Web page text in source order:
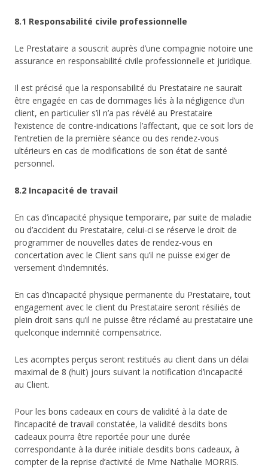
8.1 Responsabilité civile professionnelle
Le Prestataire a souscrit auprès d’une compagnie notoire une
assurance en responsabilité civile professionnelle et juridique.
Il est précisé que la responsabilité du Prestataire ne saurait
être engagée en cas de dommages liés à la négligence d’un
client, en particulier s’il n’a pas révélé au Prestataire
l’existence de contre-indications l’affectant, que ce soit lors de
l’entretien de la première séance ou des rendez-vous
ultérieurs en cas de modifications de son état de santé
personnel.
8.2 Incapacité de travail
En cas d’incapacité physique temporaire, par suite de maladie
ou d’accident du Prestataire, celui-ci se réserve le droit de
programmer de nouvelles dates de rendez-vous en
concertation avec le Client sans qu’il ne puisse exiger de
versement d’indemnités.
En cas d’incapacité physique permanente du Prestataire, tout
engagement avec le client du Prestataire seront résiliés de
plein droit sans qu’il ne puisse être réclamé au prestataire une
quelconque indemnité compensatrice.
Les acomptes perçus seront restitués au client dans un délai
maximal de 8 (huit) jours suivant la notification d’incapacité
au Client.
Pour les bons cadeaux en cours de validité à la date de
l’incapacité de travail constatée, la validité desdits bons
cadeaux pourra être reportée pour une durée
correspondante à la durée initiale desdits bons cadeaux, à
compter de la reprise d’activité de Mme Nathalie MORRIS.